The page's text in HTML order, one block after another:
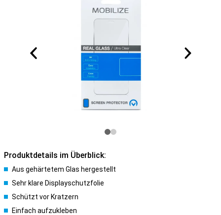
Produktdetails im Überblick:
Aus gehärtetem Glas hergestellt
Sehr klare Displayschutzfolie
Schützt vor Kratzern
Einfach aufzukleben